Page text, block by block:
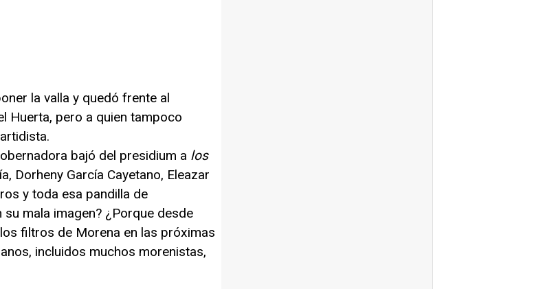
la valla y quedó frente al
Huerta, pero a quien tampoco
bajó del presidium a los
Dorheny García Cayetano, Eleazar
y toda esa pandilla de
mala imagen? ¿Porque desde
filtros de Morena en las próximas
incluidos muchos morenistas,